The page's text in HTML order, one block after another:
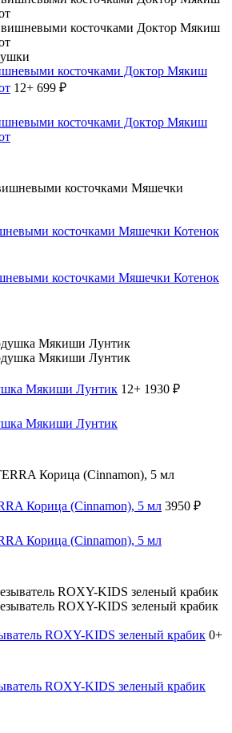
косточками Доктор Мякиш
12+ 699 ₽
косточками Доктор Мякиш
косточками Мяшечки Котенок
косточками Мяшечки Котенок
Мякиши Лунтик 12+ 1930 ₽
Мякиши Лунтик
Корица (Cinnamon), 5 мл 3950 ₽
Корица (Cinnamon), 5 мл
ROXY-KIDS зеленый крабик 0+
ROXY-KIDS зеленый крабик